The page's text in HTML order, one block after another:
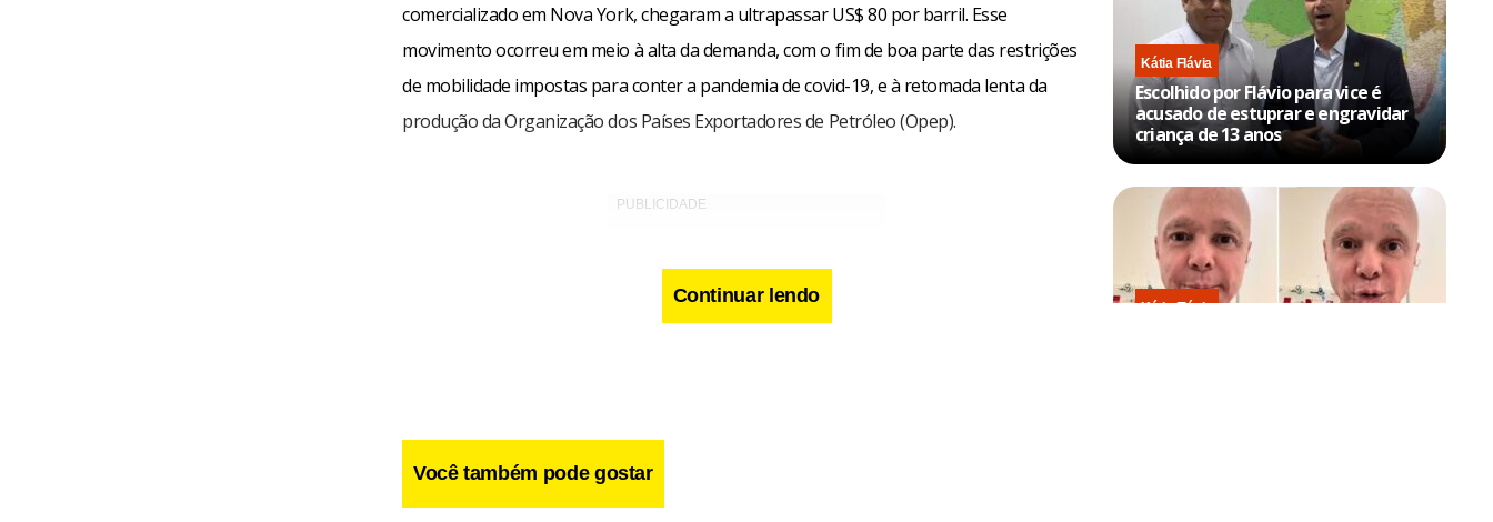
comercializado em Nova York, chegaram a ultrapassar US$ 80 por barril. Esse
movimento ocorreu em meio à alta da demanda, com o fim de boa parte das restrições
de mobilidade impostas para conter a pandemia de covid-19, e à retomada lenta da
produção da Organização dos Países Exportadores de Petróleo (Opep).
Continuar lendo
Você também pode gostar
Kátia Flávia
Escolhido por Flávio para vice é
acusado de estuprar e engravidar
criança de 13 anos
Kátia Flávia